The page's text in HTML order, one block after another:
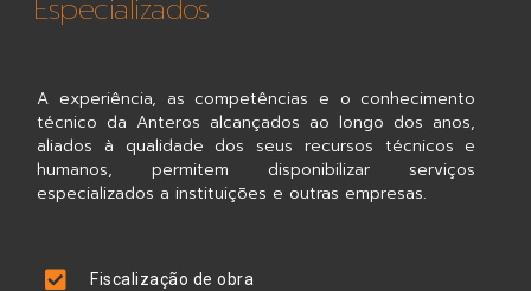
Especializados
A experiência, as competências e o conhecimento
técnico da Anteros alcançados ao longo dos anos,
aliados à qualidade dos seus recursos técnicos e
humanos, permitem disponibilizar serviços
especializados a instituições e outras empresas.
Fiscalização de obra